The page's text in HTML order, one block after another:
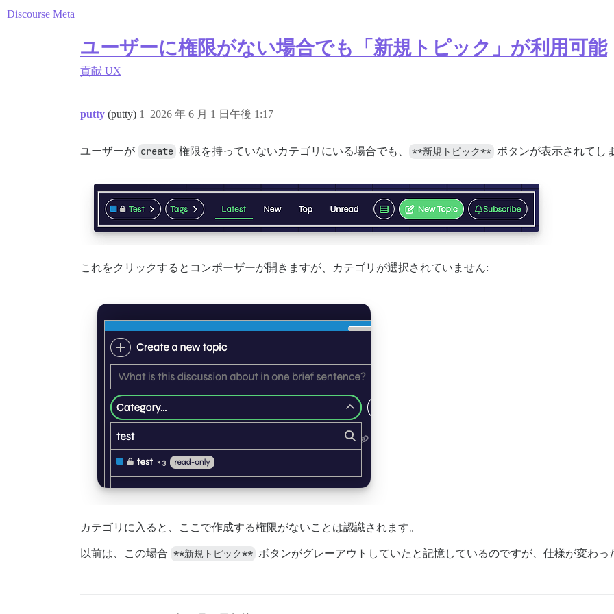
Discourse Meta
ユーザーに権限がない場合でも「新規トピック」が利用可能
貢献 UX
putty (putty) 2026 年 6 月 1 日午後 1:17
1
ユーザーが create 権限を持っていないカテゴリにいる場合でも、 **新規トピック** ボタンが表示されてし
これをクリックするとコンポーザーが開きますが、カテゴリが選択されていません:
カテゴリに入ると、ここで作成する権限がないことは認識されます。
以前は、この場合 **新規トピック** ボタンがグレーアウトしていたと記憶しているのですが、仕様が変わっ